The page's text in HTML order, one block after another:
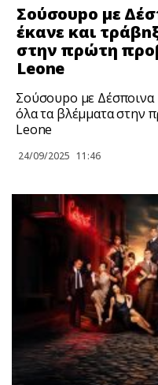
Σούσουpo με
έκανε και
στην πρώτη
Leone
Σούσουpo με Δέσποινα
όλα τα βλέμματα στην
Leone
24/09/2025 11:46